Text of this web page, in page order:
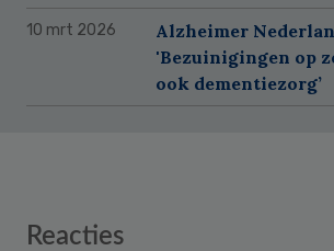
10 mrt 2026
Alzheimer
'Bezuinigingen op
ook dementiezorg’
Reader
Reacties